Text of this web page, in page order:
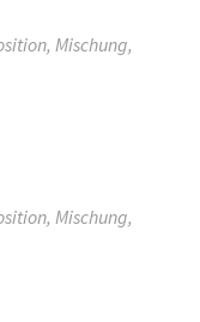
Mischung,
Mischung,